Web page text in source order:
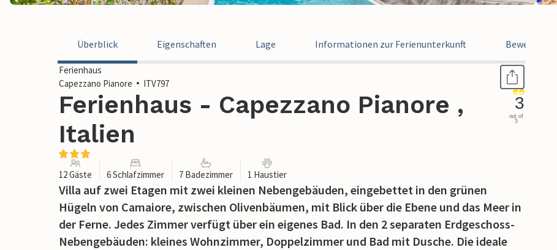
Überblick Eigenschaften Lage Informationen zur Ferienunterkunft Bewertungen
Ferienhaus
Capezzano Pianore
ITV797
Ferienhaus - Capezzano Pianore ,
Italien
3
out of
5
12 Gäste 6 Schlafzimmer 7 Badezimmer 1 Haustier
Villa auf zwei Etagen mit zwei kleinen Nebengebäuden, eingebettet in den grünen
Hügeln von Camaiore, zwischen Olivenbäumen, mit Blick über die Ebene und das Meer in
der Ferne. Jedes Zimmer verfügt über ein eigenes Bad. In den 2 separaten Erdgeschoss-
Nebengebäuden: kleines Wohnzimmer, Doppelzimmer und Bad mit Dusche. Die ideale